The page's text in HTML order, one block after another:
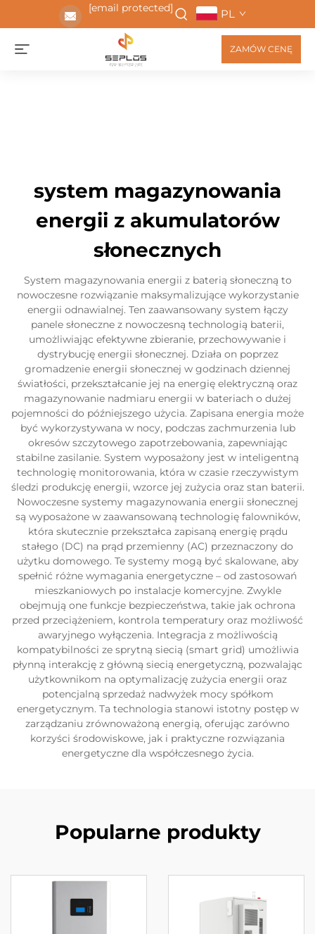
[email protected] PL
ZAMÓW CENĘ
system magazynowania
energii z akumulatorów
słonecznych
System magazynowania energii z baterią słoneczną to
nowoczesne rozwiązanie maksymalizujące wykorzystanie
energii odnawialnej. Ten zaawansowany system łączy
panele słoneczne z nowoczesną technologią baterii,
umożliwiając efektywne zbieranie, przechowywanie i
dystrybucję energii słonecznej. Działa on poprzez
gromadzenie energii słonecznej w godzinach dziennej
światłości, przekształcanie jej na energię elektryczną oraz
magazynowanie nadmiaru energii w bateriach o dużej
pojemności do późniejszego użycia. Zapisana energia może
być wykorzystywana w nocy, podczas zachmurzenia lub
okresów szczytowego zapotrzebowania, zapewniając
stabilne zasilanie. System wyposażony jest w inteligentną
technologię monitorowania, która w czasie rzeczywistym
śledzi produkcję energii, wzorce jej zużycia oraz stan baterii.
Nowoczesne systemy magazynowania energii słonecznej
są wyposażone w zaawansowaną technologię falowników,
która skutecznie przekształca zapisaną energię prądu
stałego (DC) na prąd przemienny (AC) przeznaczony do
użytku domowego. Te systemy mogą być skalowane, aby
spełnić różne wymagania energetyczne – od zastosowań
mieszkaniowych po instalacje komercyjne. Zwykle
obejmują one funkcje bezpieczeństwa, takie jak ochrona
przed przeciążeniem, kontrola temperatury oraz możliwość
awaryjnego wyłączenia. Integracja z możliwością
kompatybilności ze sprytną siecią (smart grid) umożliwia
płynną interakcję z główną siecią energetyczną, pozwalając
użytkownikom na optymalizację zużycia energii oraz
potencjalną sprzedaż nadwyżek mocy spółkom
energetycznym. Ta technologia stanowi istotny postęp w
zarządzaniu zrównoważoną energią, oferując zarówno
korzyści środowiskowe, jak i praktyczne rozwiązania
energetyczne dla współczesnego życia.
Popularne produkty